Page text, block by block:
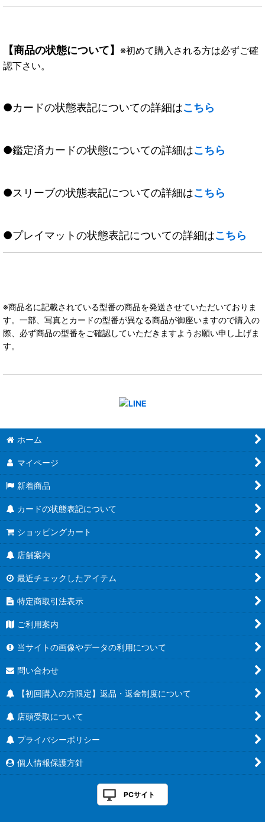
【商品の状態について】 ※初めて購入される方は必ずご確
認下さい。
●カードの状態表記についての詳細はこちら
●鑑定済カードの状態についての詳細はこちら
●スリーブの状態表記についての詳細はこちら
●プレイマットの状態表記についての詳細はこちら
※商品名に記載されている型番の商品を発送させていただいておりま
す。一部、写真とカードの型番が異なる商品が御座いますので購入の
際、必ず商品の型番をご確認していただきますようお願い申し上げま
す。
ホーム
マイページ
新着商品
カードの状態表記について
ショッピングカート
店舗案内
最近チェックしたアイテム
特定商取引法表示
ご利用案内
当サイトの画像やデータの利用について
問い合わせ
【初回購入の方限定】返品・返金制度について
店頭受取について
プライバシーポリシー
個人情報保護方針
PCサイト